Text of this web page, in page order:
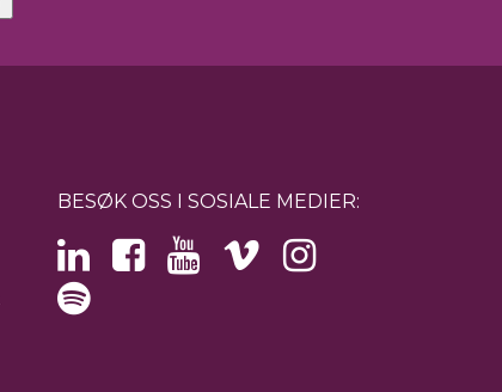
BESØK OSS I SOSIALE MEDIER: